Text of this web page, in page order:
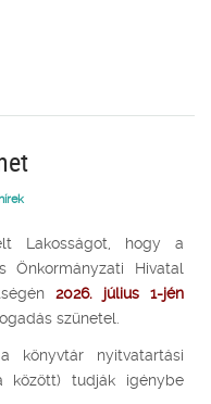
Lakosságot, hogy a
Önkormányzati Hivatal
2026. július 1-jén
szünetel.
könyvtár nyitvatartási
között) tudják igénybe